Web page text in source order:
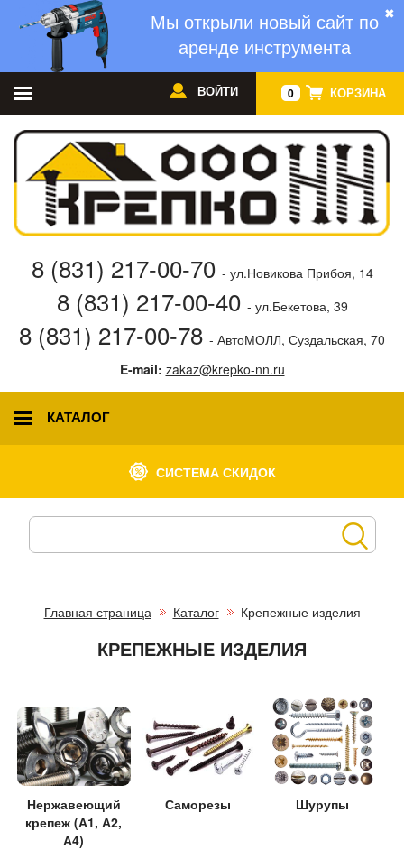
✖
Мы открыли новый сайт по
аренде инструмента
0 КОРЗИНА
ВОЙТИ
8 (831) 217-00-70 - ул.Новикова Прибоя, 14
8 (831) 217-00-40 - ул.Бекетова, 39
8 (831) 217-00-78 - АвтоМОЛЛ, Суздальская, 70
E-mail: zakaz@krepko-nn.ru
КАТАЛОГ
СИСТЕМА СКИДОК
Главная страница Каталог Крепежные изделия
КРЕПЕЖНЫЕ ИЗДЕЛИЯ
Нержавеющий
крепеж (А1, А2,
А4)
Саморезы Шурупы